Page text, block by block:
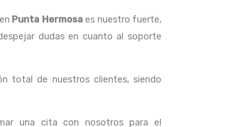
en Punta Hermosaes nuestro fuerte,
dudas en cuanto al soporte
total de nuestros clientes, siendo
una cita con nosotros para el